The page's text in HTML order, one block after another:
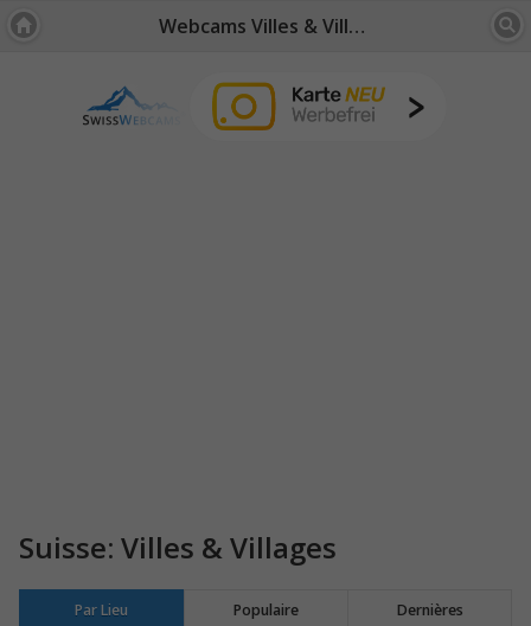
Webcams Villes & Villages: Suisse
Suisse: Villes & Villages
Par Lieu Populaire Dernières